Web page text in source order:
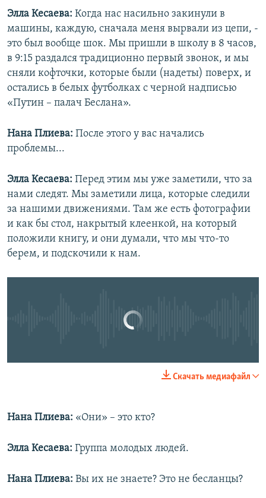
Элла Кесаева: Когда нас насильно закинули в
машины, каждую, сначала меня вырвали из цепи, -
это был вообще шок. Мы пришли в школу в 8 часов,
в 9:15 раздался традиционно первый звонок, и мы
сняли кофточки, которые были (надеты) поверх, и
остались в белых футболках с черной надписью
«Путин – палач Беслана».
Нана Плиева: После этого у вас начались
проблемы...
Элла Кесаева: Перед этим мы уже заметили, что за
нами следят. Мы заметили лица, которые следили
за нашими движениями. Там же есть фотографии
и как бы стол, накрытый клеенкой, на который
положили книгу, и они думали, что мы что-то
берем, и подскочили к нам.
EMBED SHARE
Гость недели – Элла Кесаева
byРадио Свобода
SHARE
No media source currently available
Скачать медиафайл
Нана Плиева: «Они» – это кто?
Элла Кесаева: Группа молодых людей.
Нана Плиева: Вы их не знаете? Это не бесланцы?